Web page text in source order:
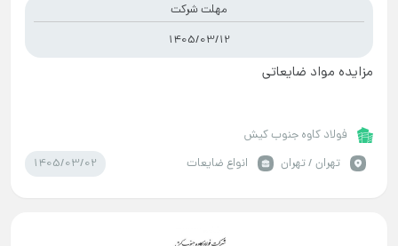
مهلت شرکت
1405/03/12
مزایده مواد ضایعاتی
فولاد کاوه جنوب کیش
تهران / تهران
انواع ضایعات 1405/03/02